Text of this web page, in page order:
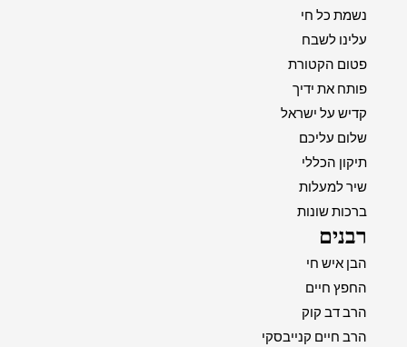
נשמת כל חי
עלינו לשבח
פטום הקטורת
פותח את ידיך
קדיש על ישראל
שלום עליכם
תיקון הכללי
שיר למעלות
ברכות שונות
רבנים
הבן איש חי
החפץ חיים
הרב דב קוק
הרב חיים קנייבסקי